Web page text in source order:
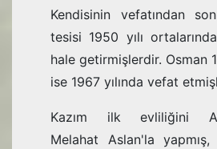
Kendisinin vefatından
tesisi 1950 yılı
hale getirmişlerdir. Osman
ise 1967 yılında vefat
Kazım ilk evliliğini
Melahat Aslan'la